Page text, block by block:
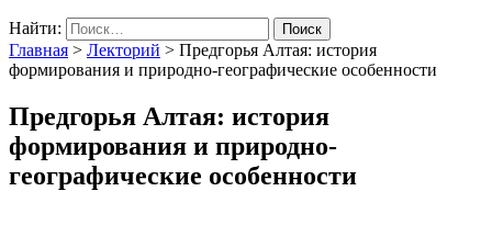
Найти:
Главная > Лекторий > Предгорья Алтая: история
формирования и природно-географические особенности
Предгорья Алтая: история
формирования и природно-
географические особенности